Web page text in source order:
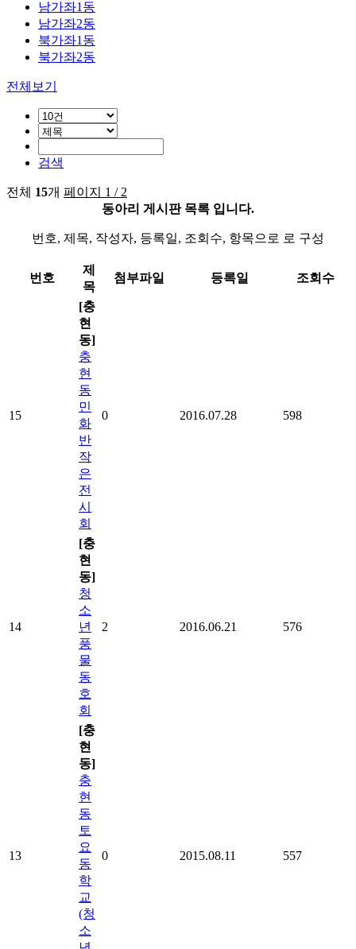
남가좌1동
남가좌2동
북가좌1동
북가좌2동
전체보기
검색
전체 15개 페이지 1 / 2
동아리 게시판 목록 입니다.
번호, 제목, 작성자, 등록일, 조회수, 항목으로 로 구성
번호
제
목
첨부파일 등록일 조회수
15
[충
현
동]
충
현
동
민
화
반
작
은
전
시
회
0 2016.07.28 598
14
[충
현
동]
청
소
년
풍
물
동
호
회
2 2016.06.21 576
13
[충
현
동]
충
현
동
토
요
동
학
교
(청
소
0 2015.08.11 557